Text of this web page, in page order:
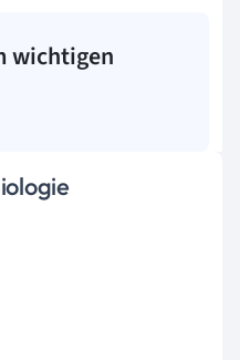
wichtigen